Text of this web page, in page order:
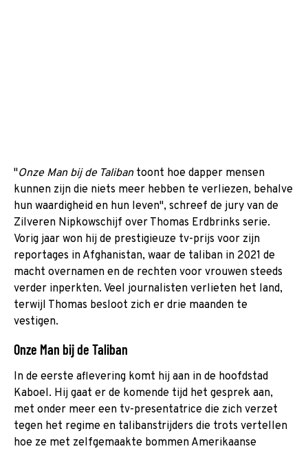
"Onze Man bij de Talibantoont hoe dapper mensen
kunnen zijn die niets meer hebben te verliezen, behalve
hun waardigheid en hun leven", schreef de jury van de
Zilveren Nipkowschijf over Thomas Erdbrinks serie.
Vorig jaar won hij de prestigieuze tv-prijs voor zijn
reportages in Afghanistan, waar de taliban in 2021 de
macht overnamen en de rechten voor vrouwen steeds
verder inperkten. Veel journalisten verlieten het land,
terwijl Thomas besloot zich er drie maanden te
vestigen.
Onze Man bij de Taliban
In de eerste aflevering komt hij aan in de hoofdstad
Kaboel. Hij gaat er de komende tijd het gesprek aan,
met onder meer een tv-presentatrice die zich verzet
tegen het regime en talibanstrijders die trots vertellen
hoe ze met zelfgemaakte bommen Amerikaanse